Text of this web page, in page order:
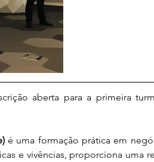
aberta para a primeira
é uma formação prática em
e vivências, proporciona uma